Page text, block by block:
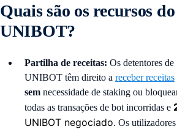
Quais são os recursos
UNIBOT?
Partilha de receitas: Os detentores
UNIBOT têm direito a receber receitas
sem necessidade de staking ou
todas as transações de bot incorridas e
UNIBOT negociado. Os